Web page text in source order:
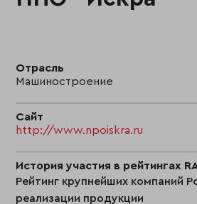
Отрасль
Машиностроение
Сайт
http://www.npoiskra.ru
История участия в рейтингах
Рейтинг крупнейших компаний
реализации продукции